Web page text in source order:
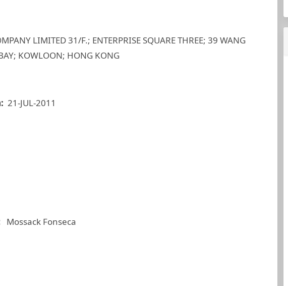
LIMITED 31/F.; ENTERPRISE SQUARE THREE; 39 WANG
KOWLOON; HONG KONG
21-JUL-2011
Mossack Fonseca